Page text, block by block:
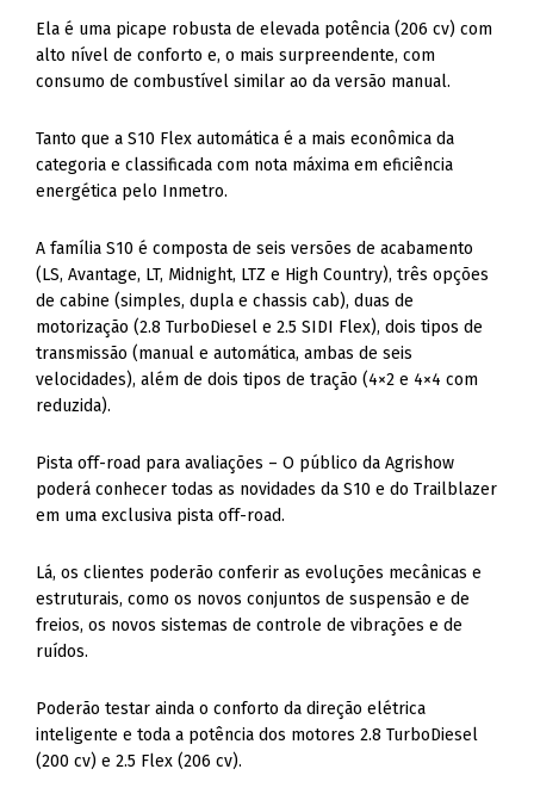
Ela é uma picape robusta de elevada potência (206 cv) com
alto nível de conforto e, o mais surpreendente, com
consumo de combustível similar ao da versão manual.
Tanto que a S10 Flex automática é a mais econômica da
categoria e classificada com nota máxima em eficiência
energética pelo Inmetro.
A família S10 é composta de seis versões de acabamento
(LS, Avantage, LT, Midnight, LTZ e High Country), três opções
de cabine (simples, dupla e chassis cab), duas de
motorização (2.8 TurboDiesel e 2.5 SIDI Flex), dois tipos de
transmissão (manual e automática, ambas de seis
velocidades), além de dois tipos de tração (4×2 e 4×4 com
reduzida).
Pista off-road para avaliações – O público da Agrishow
poderá conhecer todas as novidades da S10 e do Trailblazer
em uma exclusiva pista off-road.
Lá, os clientes poderão conferir as evoluções mecânicas e
estruturais, como os novos conjuntos de suspensão e de
freios, os novos sistemas de controle de vibrações e de
ruídos.
Poderão testar ainda o conforto da direção elétrica
inteligente e toda a potência dos motores 2.8 TurboDiesel
(200 cv) e 2.5 Flex (206 cv).